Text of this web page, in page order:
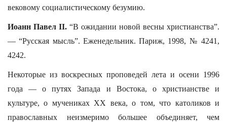
вековому социалистическому безумию.
Иоанн Павел II. “В ожидании новой весны христианства”.
— “Русская мысль”. Еженедельник. Париж, 1998, № 4241,
4242.
Некоторые из воскресных проповедей лета и осени 1996
года — о путях Запада и Востока, о христианстве и
культуре, о мучениках ХХ века, о том, что католиков и
православных неизмеримо большее объединяет, чем